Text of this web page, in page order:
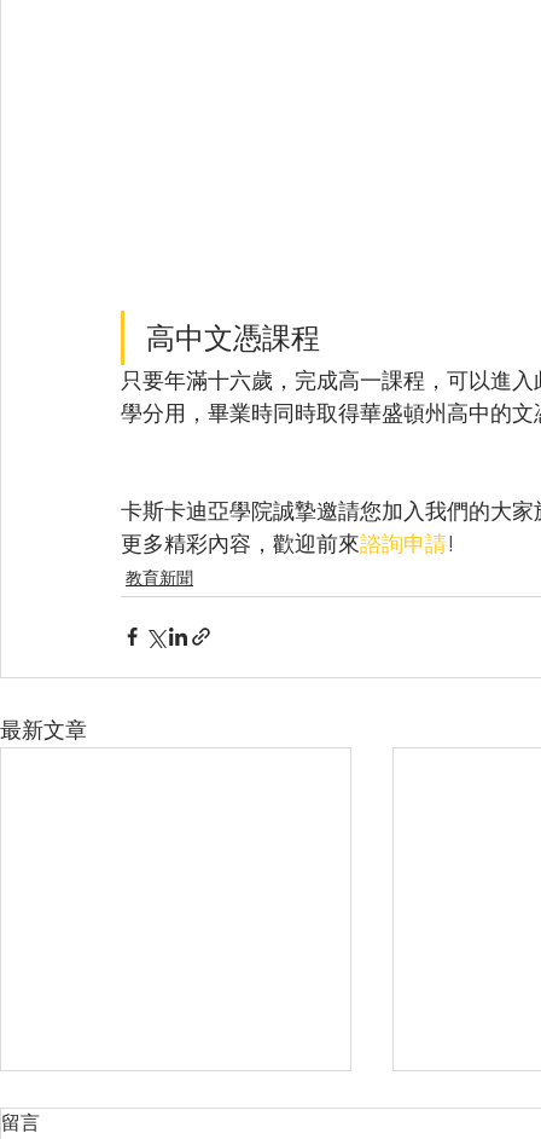
高中文憑課程
只要年滿十六歲，完成高一課程，可以進
學分用，畢業時同時取得華盛頓州高中的
卡斯卡迪亞學院誠摯邀請您加入我們的大家
更多精彩內容，歡迎前來諮詢申請!
教育新聞
最新文章
留言